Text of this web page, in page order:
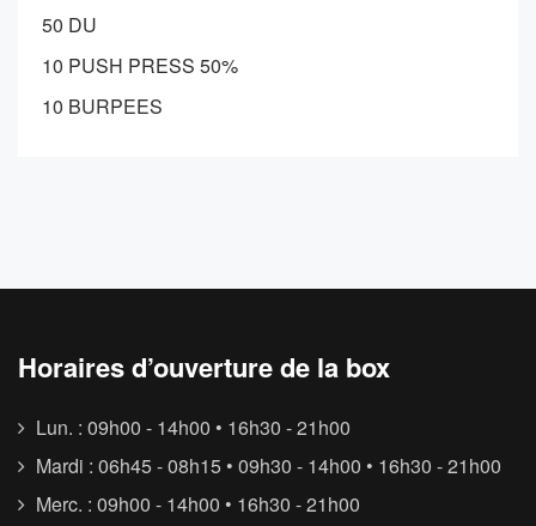
50 DU
10 PUSH PRESS 50%
10 BURPEES
Horaires d’ouverture de la box
Lun. : 09h00 - 14h00 • 16h30 - 21h00
Mardi : 06h45 - 08h15 • 09h30 - 14h00 • 16h30 - 21h00
Merc. : 09h00 - 14h00 • 16h30 - 21h00